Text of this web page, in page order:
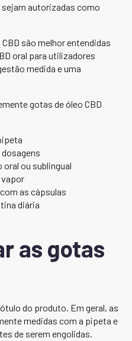
autorizadas como
são melhor entendidas
oral para utilizadores
medida e uma
gotas de óleo CBD
ou sublingual
vapor
as cápsulas
diária
as gotas
do produto. Em geral, as
medidas com a pipeta e
de serem engolidas.